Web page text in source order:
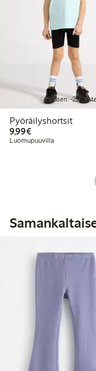
Jäsen: -25%
Pyöräilyshortsit
9,99€9,99 €
Luomupuuvilla